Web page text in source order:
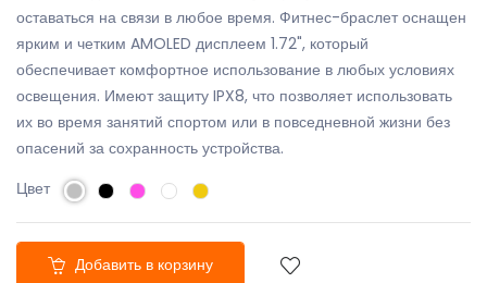
оставаться на связи в любое время. Фитнес-браслет оснащен
ярким и четким AMOLED дисплеем 1.72", который
обеспечивает комфортное использование в любых условиях
освещения. Имеют защиту IPX8, что позволяет использовать
их во время занятий спортом или в повседневной жизни без
опасений за сохранность устройства.
Цвет
Добавить в корзину